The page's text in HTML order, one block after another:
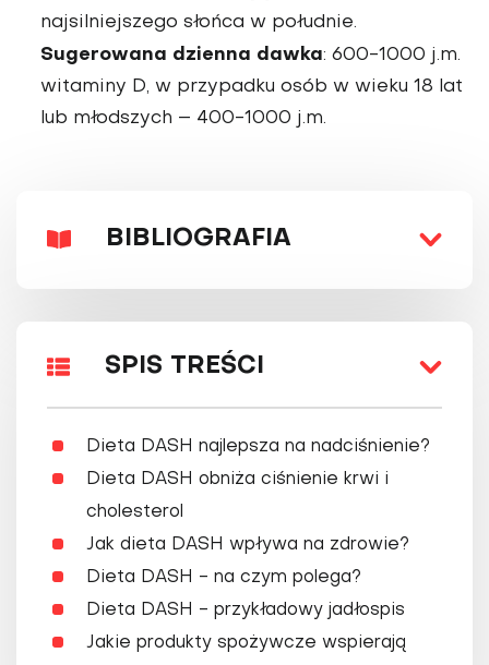
najsilniejszego słońca w południe.
Sugerowana dzienna dawka: 600-1000 j.m.
witaminy D, w przy­padku osób w wieku 18 lat
lub młod­szych – 400-1000 j.m.
BIBLIOGRAFIA
SPIS TREŚCI
Dieta DASH najlepsza na nadciśnienie?
Dieta DASH obniża ciśnienie krwi i
cholesterol
Jak dieta DASH wpływa na zdrowie?
Dieta DASH - na czym polega?
Dieta DASH - przykładowy jadłospis
Jakie produkty spożywcze wspierają